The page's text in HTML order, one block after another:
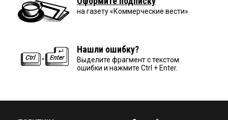
на газету «Коммерческие вести»
Нашли ошибку?
Выделите фрагмент с текстом
ошибки и нажмите Ctrl + Enter.